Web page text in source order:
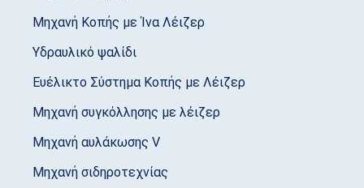
Μηχανή Κοπής με Ίνα Λέιζερ
Υδραυλικό ψαλίδι
Ευέλικτο Σύστημα Κοπής με Λέιζερ
Μηχανή συγκόλλησης με λέιζερ
Μηχανή αυλάκωσης V
Μηχανή σιδηροτεχνίας